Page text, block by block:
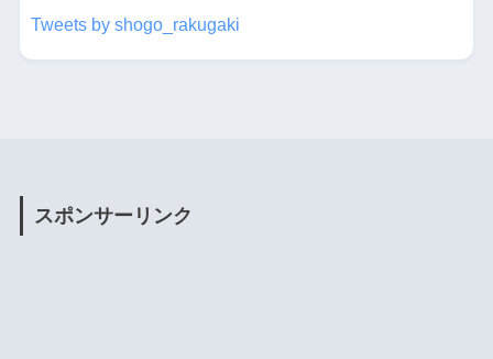
Tweets by shogo_rakugaki
スポンサーリンク